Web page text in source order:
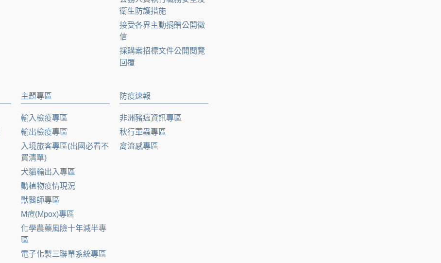
衛生防護措施
接受各界主動捐贈公開徵
信
採購案招標文件公開閱覽
回覆
主題專區
輸入檢疫專區
輸出檢疫專區
入境旅客專區(出國必看不
買清單)
犬貓輸出入專區
動植物疫情現況
獸醫師專區
M痘(Mpox)專區
化學農藥風險十年減半專
區
電子化製三聯單系統專區
防疫速報
非洲豬瘟資訊專區
秋行軍蟲專區
禽流感專區